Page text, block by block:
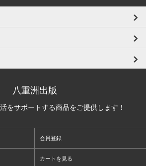
八重洲出版
をサポートする商品をご提供します！
会員登録
カートを見る